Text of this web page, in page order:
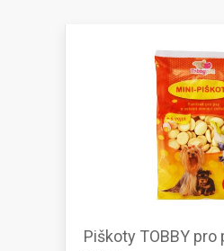
Piškoty TOBBY pro